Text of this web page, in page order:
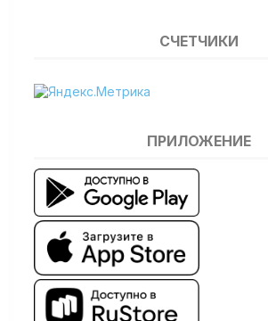
СЧЕТЧИКИ
ПРИЛОЖЕНИЕ